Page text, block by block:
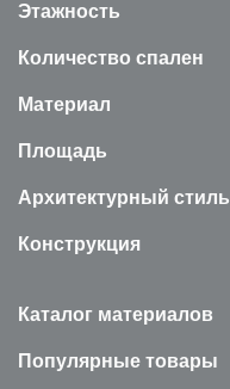
Этажность
Количество спален
Материал
Площадь
Архитектурный стиль
Конструкция
Каталог материалов
Популярные товары